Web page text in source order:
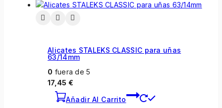
Alicates STALEKS CLASSIC para uñas
63/14mm
0 fuera de 5
17,45 €
Añadir Al Carrito